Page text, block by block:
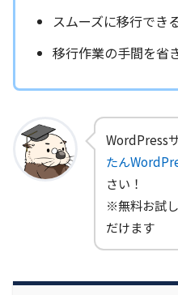
スムーズに移行でき
移行作業の手間を省
WordPress
たん
さい！
※無料お試
だけます